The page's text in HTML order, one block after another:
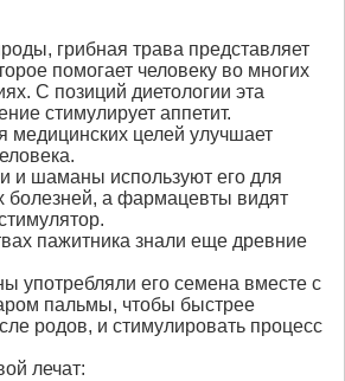
грибная трава представляет
помогает человеку во многих
С позиций диетологии эта
стимулирует аппетит.
медицинских целей улучшает
и шаманы используют его для
болезней, а фармацевты видят
пажитника знали еще древние
употребляли его семена вместе с
пальмы, чтобы быстрее
родов, и стимулировать процесс
лечат: